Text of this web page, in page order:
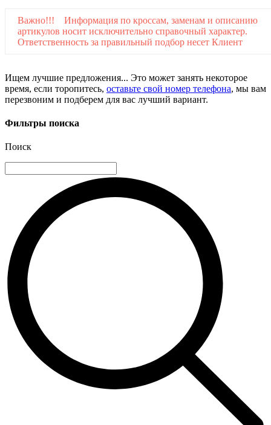
Важно!!! Информация по кроссам, заменам и описанию
артикулов носит исключительно справочный характер.
Ответственность за правильный подбор несет Клиент
Ищем лучшие предложения... Это может занять некоторое
время, если торопитесь, оставьте свой номер телефона, мы вам
перезвоним и подберем для вас лучший вариант.
Фильтры поиска
Поиск